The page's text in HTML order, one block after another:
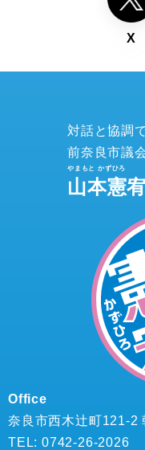
対話と協調
前奈良市議
山本憲
Office
奈良市西木辻町121-2
TEL: 0742-26-2026